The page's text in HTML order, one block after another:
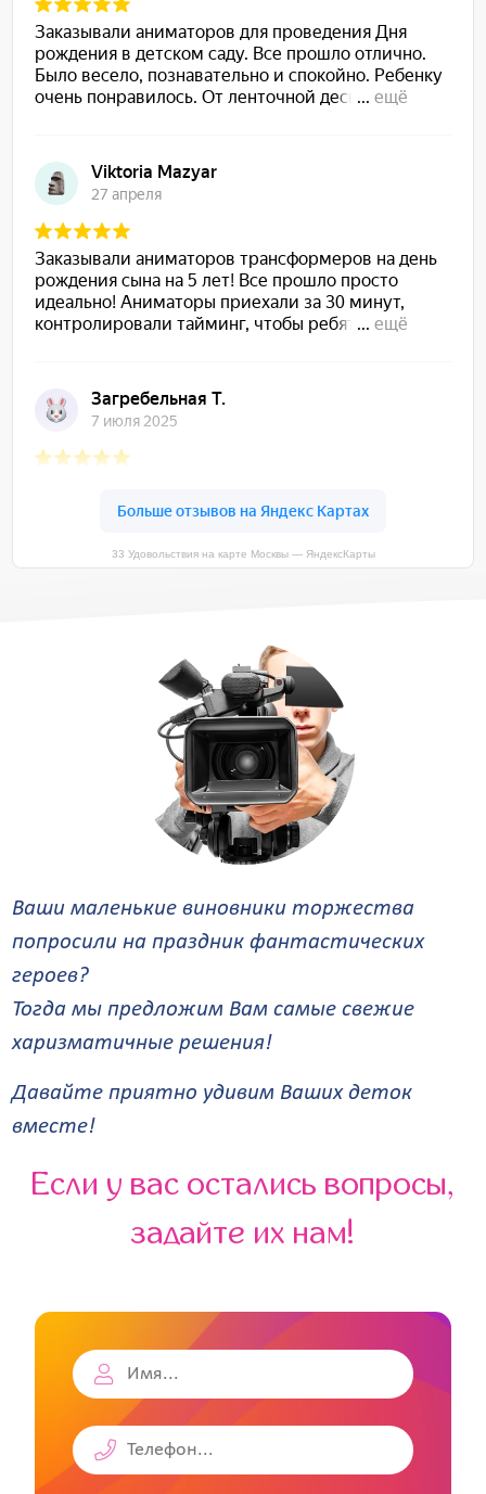
33 Удовольствия на карте Москвы — ЯндексКарты
Ваши маленькие виновники торжества
попросили на праздник фантастических
героев?
Тогда мы предложим Вам самые свежие
харизматичные решения!
Давайте приятно удивим Ваших деток
вместе!
Если у вас остались вопросы,
задайте их нам!